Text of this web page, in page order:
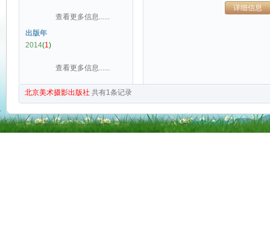
详细信息
查看更多信息......
出版年
2014(1)
查看更多信息......
北京美术摄影出版社 共有1条记录